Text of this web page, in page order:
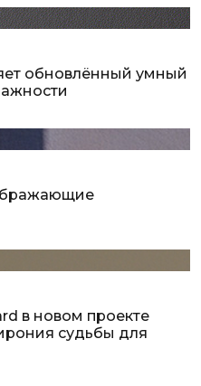
обновлённый умный
в новом проекте
судьбы для